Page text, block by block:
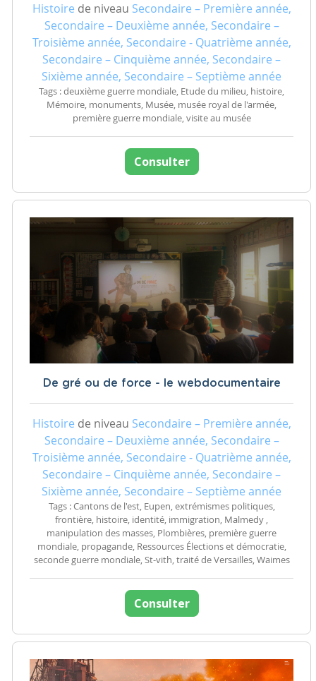
Histoire de niveau Secondaire – Première année,
Secondaire – Deuxième année, Secondaire –
Troisième année, Secondaire - Quatrième année,
Secondaire – Cinquième année, Secondaire –
Sixième année, Secondaire – Septième année
Tags : deuxième guerre mondiale, Etude du milieu, histoire,
Mémoire, monuments, Musée, musée royal de l'armée,
première guerre mondiale, visite au musée
Consulter
De gré ou de force - le webdocumentaire
Histoire de niveau Secondaire – Première année,
Secondaire – Deuxième année, Secondaire –
Troisième année, Secondaire - Quatrième année,
Secondaire – Cinquième année, Secondaire –
Sixième année, Secondaire – Septième année
Tags : Cantons de l'est, Eupen, extrémismes politiques,
frontière, histoire, identité, immigration, Malmedy ,
manipulation des masses, Plombières, première guerre
mondiale, propagande, Ressources Élections et démocratie,
seconde guerre mondiale, St-vith, traité de Versailles, Waimes
Consulter